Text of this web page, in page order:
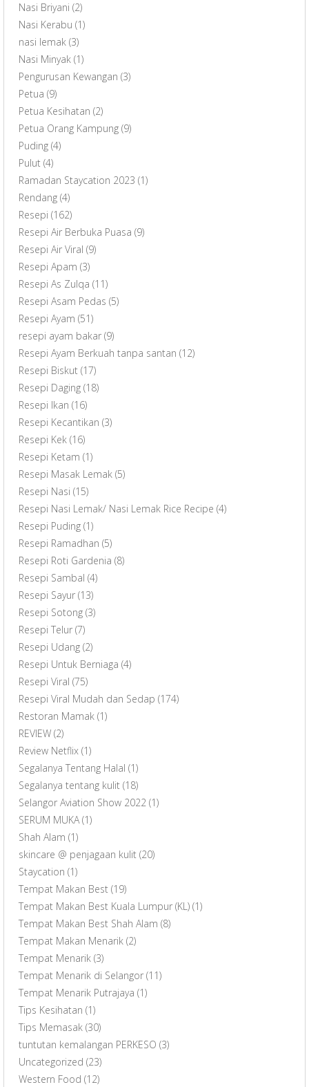
Nasi Briyani (2)
Nasi Kerabu (1)
nasi lemak (3)
Nasi Minyak (1)
Pengurusan Kewangan (3)
Petua (9)
Petua Kesihatan (2)
Petua Orang Kampung (9)
Puding (4)
Pulut (4)
Ramadan Staycation 2023 (1)
Rendang (4)
Resepi (162)
Resepi Air Berbuka Puasa (9)
Resepi Air Viral (9)
Resepi Apam (3)
Resepi As Zulqa (11)
Resepi Asam Pedas (5)
Resepi Ayam (51)
resepi ayam bakar (9)
Resepi Ayam Berkuah tanpa santan (12)
Resepi Biskut (17)
Resepi Daging (18)
Resepi Ikan (16)
Resepi Kecantikan (3)
Resepi Kek (16)
Resepi Ketam (1)
Resepi Masak Lemak (5)
Resepi Nasi (15)
Resepi Nasi Lemak/ Nasi Lemak Rice Recipe (4)
Resepi Puding (1)
Resepi Ramadhan (5)
Resepi Roti Gardenia (8)
Resepi Sambal (4)
Resepi Sayur (13)
Resepi Sotong (3)
Resepi Telur (7)
Resepi Udang (2)
Resepi Untuk Berniaga (4)
Resepi Viral (75)
Resepi Viral Mudah dan Sedap (174)
Restoran Mamak (1)
REVIEW (2)
Review Netflix (1)
Segalanya Tentang Halal (1)
Segalanya tentang kulit (18)
Selangor Aviation Show 2022 (1)
SERUM MUKA(1)
Shah Alam (1)
skincare @ penjagaan kulit (20)
Staycation (1)
Tempat Makan Best (19)
Tempat Makan Best Kuala Lumpur (KL) (1)
Tempat Makan Best Shah Alam (8)
Tempat Makan Menarik (2)
Tempat Menarik (3)
Tempat Menarik di Selangor (11)
Tempat Menarik Putrajaya (1)
Tips Kesihatan (1)
Tips Memasak (30)
tuntutan kemalangan PERKESO (3)
Uncategorized (23)
Western Food (12)